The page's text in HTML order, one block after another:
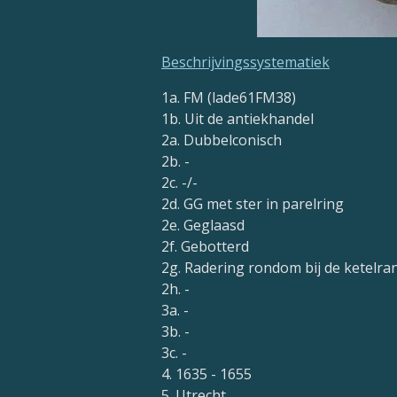
Beschrijvingssystematiek
1a. FM (lade61FM38)
1b. Uit de antiekhandel
2a. Dubbelconisch
2b. -
2c. -/-
2d. GG met ster in parelring
2e. Geglaasd
2f. Gebotterd
2g. Radering rondom bij de
2h. -
3a. -
3b. -
3c. -
4. 1635 - 1655